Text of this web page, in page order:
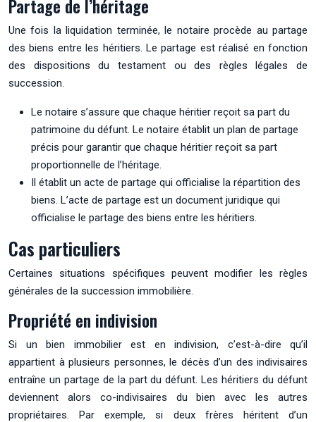
Partage de l’héritage
Une fois la liquidation terminée, le notaire procède au partage
des biens entre les héritiers. Le partage est réalisé en fonction
des dispositions du testament ou des règles légales de
succession.
Le notaire s’assure que chaque héritier reçoit sa part du
patrimoine du défunt. Le notaire établit un plan de partage
précis pour garantir que chaque héritier reçoit sa part
proportionnelle de l’héritage.
Il établit un acte de partage qui officialise la répartition des
biens. L’acte de partage est un document juridique qui
officialise le partage des biens entre les héritiers.
Cas particuliers
Certaines situations spécifiques peuvent modifier les règles
générales de la succession immobilière.
Propriété en indivision
Si un bien immobilier est en indivision, c’est-à-dire qu’il
appartient à plusieurs personnes, le décès d’un des indivisaires
entraîne un partage de la part du défunt. Les héritiers du défunt
deviennent alors co-indivisaires du bien avec les autres
propriétaires. Par exemple, si deux frères héritent d’un